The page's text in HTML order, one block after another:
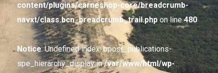
content/plugins/carneshop-core/breadcrumb-
navxt/class.bcn_breadcrumb_trail.php on line480
Notice: Undefined index: bpost_publications-
spe_hierarchy_display in/var/www/html/wp-